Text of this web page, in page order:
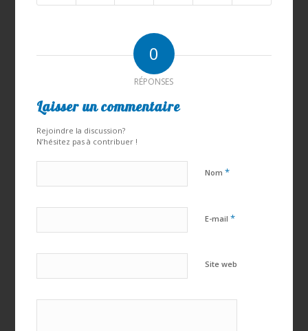
0
RÉPONSES
Laisser un commentaire
Rejoindre la discussion?
N’hésitez pas à contribuer !
Nom *
E-mail *
Site web